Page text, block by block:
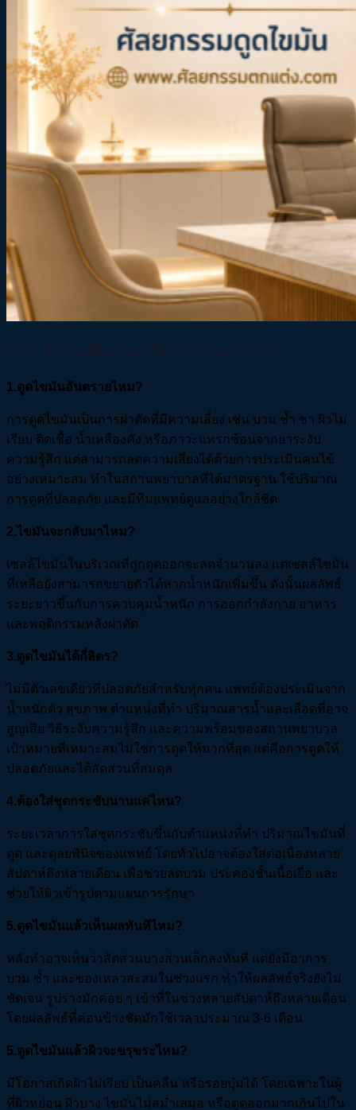
1.ดูดไขมันอันตรายไหม?
การดูดไขมันเป็นการผ่าตัดที่มีความเสี่ยง เช่น บวม ช้ำ ชา ผิวไม่
เรียบ ติดเชื้อ น้ำเหลืองคั่ง หรือภาวะแทรกซ้อนจากยาระงับ
ความรู้สึก แต่สามารถลดความเสี่ยงได้ด้วยการประเมินคนไข้
อย่างเหมาะสม ทำในสถานพยาบาลที่ได้มาตรฐาน ใช้ปริมาณ
การดูดที่ปลอดภัย และมีทีมแพทย์ดูแลอย่างใกล้ชิด
2.ไขมันจะกลับมาไหม?
เซลล์ไขมันในบริเวณที่ถูกดูดออกจะลดจำนวนลง แต่เซลล์ไขมัน
ที่เหลือยังสามารถขยายตัวได้หากน้ำหนักเพิ่มขึ้น ดังนั้นผลลัพธ์
ระยะยาวขึ้นกับการควบคุมน้ำหนัก การออกกำลังกาย อาหาร
และพฤติกรรมหลังผ่าตัด
3.ดูดไขมันได้กี่ลิตร?
ไม่มีตัวเลขเดียวที่ปลอดภัยสำหรับทุกคน แพทย์ต้องประเมินจาก
น้ำหนักตัว สุขภาพ ตำแหน่งที่ทำ ปริมาณสารน้ำและเลือดที่อาจ
สูญเสีย วิธีระงับความรู้สึก และความพร้อมของสถานพยาบาล
เป้าหมายที่เหมาะสมไม่ใช่การดูดให้มากที่สุด แต่คือการดูดให้
ปลอดภัยและได้สัดส่วนที่สมดุล
4.ต้องใส่ชุดกระชับนานแค่ไหน?
ระยะเวลาการใส่ชุดกระชับขึ้นกับตำแหน่งที่ทำ ปริมาณไขมันที่
ดูด และดุลยพินิจของแพทย์ โดยทั่วไปอาจต้องใส่ต่อเนื่องหลาย
สัปดาห์ถึงหลายเดือน เพื่อช่วยลดบวม ประคองชั้นเนื้อเยื่อ และ
ช่วยให้ผิวเข้ารูปตามแผนการรักษา
5.ดูดไขมันแล้วเห็นผลทันทีไหม?
หลังทำอาจเห็นว่าสัดส่วนบางส่วนเล็กลงทันที แต่ยังมีอาการ
บวม ช้ำ และของเหลวสะสมในช่วงแรก ทำให้ผลลัพธ์จริงยังไม่
ชัดเจน รูปร่างมักค่อย ๆ เข้าที่ในช่วงหลายสัปดาห์ถึงหลายเดือน
โดยผลลัพธ์ที่ค่อนข้างชัดมักใช้เวลาประมาณ 3-6 เดือน
5.ดูดไขมันแล้วผิวจะขรุขระไหม?
มีโอกาสเกิดผิวไม่เรียบ เป็นคลื่น หรือรอยบุ๋มได้ โดยเฉพาะในผู้
ที่ผิวหย่อน ผิวบาง ไขมันไม่สม่ำเสมอ หรือดูดออกมากเกินไปใน